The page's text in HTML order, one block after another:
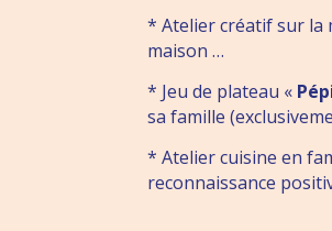
* Atelier créatif sur la
maison …
* Jeu de plateau «
sa famille
* Atelier cuisine en
reconnaissance